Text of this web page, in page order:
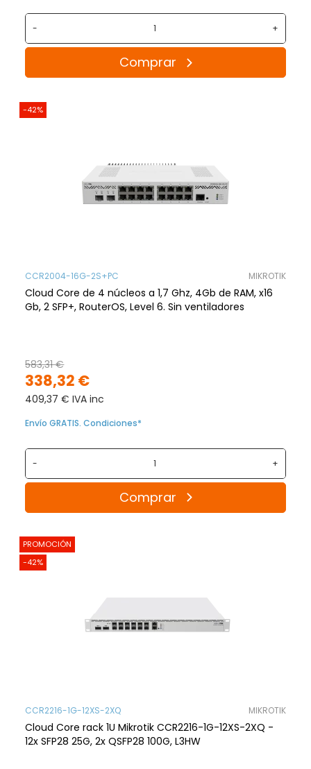
- +
Comprar
-42%
CCR2004-16G-2S+PC MIKROTIK
Cloud Core de 4 núcleos a 1,7 Ghz, 4Gb de RAM, x16
Gb, 2 SFP+, RouterOS, Level 6. Sin ventiladores
338,32 €
583,31 €
409,37 € IVA inc
Envío GRATIS. Condiciones*
- +
Comprar
PROMOCIÓN
-42%
CCR2216-1G-12XS-2XQ MIKROTIK
Cloud Core rack 1U Mikrotik CCR2216-1G-12XS-2XQ -
12x SFP28 25G, 2x QSFP28 100G, L3HW